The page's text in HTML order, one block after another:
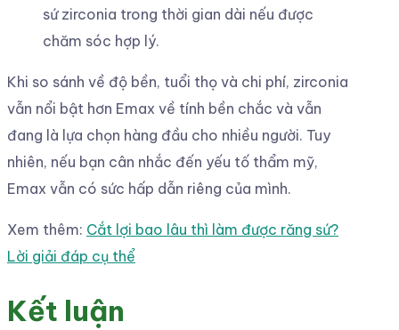
sứ zirconia trong thời gian dài nếu được
chăm sóc hợp lý.
Khi so sánh về độ bền, tuổi thọ và chi phí, zirconia
vẫn nổi bật hơn Emax về tính bền chắc và vẫn
đang là lựa chọn hàng đầu cho nhiều người. Tuy
nhiên, nếu bạn cân nhắc đến yếu tố thẩm mỹ,
Emax vẫn có sức hấp dẫn riêng của mình.
Xem thêm: Cắt lợi bao lâu thì làm được răng sứ?
Lời giải đáp cụ thể
Kết luận